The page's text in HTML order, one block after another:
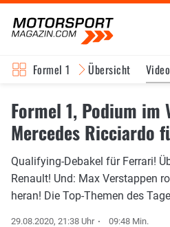
Formel 1 Übersicht
Formel 1, Podium im
Mercedes Ricciardo
Qualifying-Debakel für Ferrari!
Renault! Und: Max Verstappen
heran! Die Top-Themen des
29.08.2020, 21:38 Uhr 09:48 Min.